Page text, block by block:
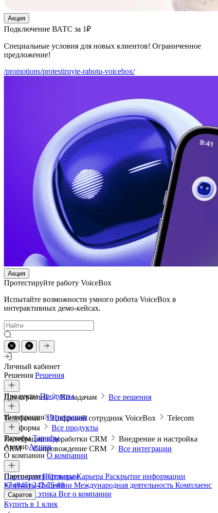
Акция
Подключение ВАТС за 1₽
Специальные условия для новых клиентов! Ограниченное
предложение!
/promotions/protestiruyte-rabotu-voicebox/
Акция
Протестируйте работу VoiceBox
Испытайте возможности умного робота VoiceBox в
интерактивных демо-кейсах.
Личный кабинет
Решения Решения
Для отраслей По задачам Все решения
ПродуктыПродукты
Телефония Цифровой сотрудник VoiceBox
Telecom
платформа
Все продукты
ИнтеграцииИнтеграции
Интеграции и доработки CRM
Внедрение и настройка
CRM
Сопровождение CRM Все интеграции
ТарифыТарифы
АкцииАкции
О компании О компании
Пресс-центрОтзывыКарьера Раскрытие информации
КонтактыЛицензии Международная деятельность Комплаенс
и деловая этика Все о компании
ПартнерамПартнерам
+7 (845) 242-75-88
Саратов
Купить в 1 клик